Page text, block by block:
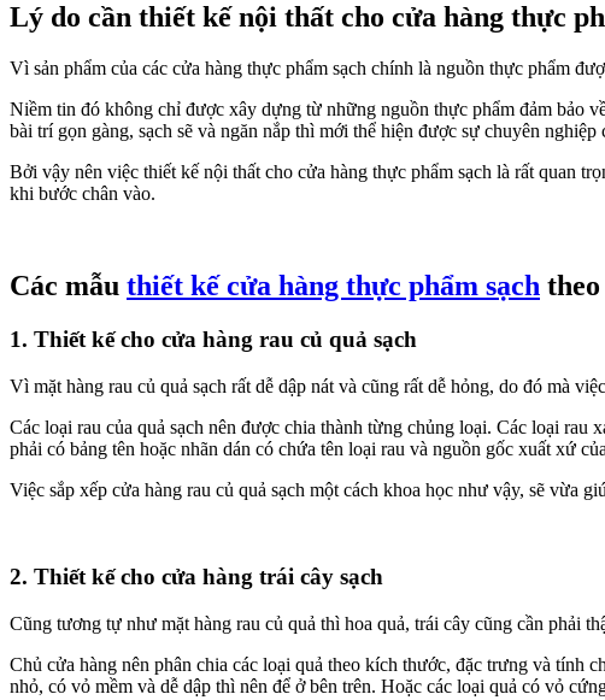
Lý do cần thiết kế nội thất cho cửa hàng thực
Vì sản phẩm của các cửa hàng thực phẩm sạch chính là nguồn thực phẩm
Niềm tin đó không chỉ được xây dựng từ những nguồn thực phẩm đảm bảo
bài trí gọn gàng, sạch sẽ và ngăn nắp thì mới thể hiện được sự chuyên
Bởi vậy nên việc thiết kế nội thất cho cửa hàng thực phẩm sạch là rất quan
khi bước chân vào.
Các mẫu thiết kế cửa hàng thực phẩm sạch
1. Thiết kế cho cửa hàng rau củ quả sạch
Vì mặt hàng rau củ quả sạch rất dễ dập nát và cũng rất dễ hỏng, do đó mà
Các loại rau của quả sạch nên được chia thành từng chủng loại. Các loại
phải có bảng tên hoặc nhãn dán có chứa tên loại rau và nguồn gốc xuất xứ
Việc sắp xếp cửa hàng rau củ quả sạch một cách khoa học như vậy, sẽ vừa
2. Thiết kế cho cửa hàng trái cây sạch
Cũng tương tự như mặt hàng rau củ quả thì hoa quả, trái cây cũng cần phải
Chủ cửa hàng nên phân chia các loại quả theo kích thước, đặc trưng và tính
nhỏ, có vỏ mềm và dễ dập thì nên để ở bên trên. Hoặc các loại quả có vỏ